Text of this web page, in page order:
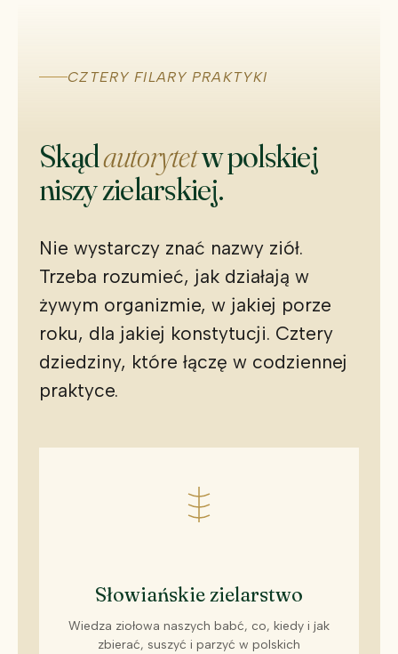
CZTERY FILARY PRAKTYKI
Skądautorytetw polskiej
niszy zielarskiej.
Nie wystarczy znać nazwy ziół.
Trzeba rozumieć, jak działają w
żywym organizmie, w jakiej porze
roku, dla jakiej konstytucji. Cztery
dziedziny, które łączę w codziennej
praktyce.
Słowiańskie zielarstwo
Wiedza ziołowa naszych babć, co, kiedy i jak
zbierać, suszyć i parzyć w polskich